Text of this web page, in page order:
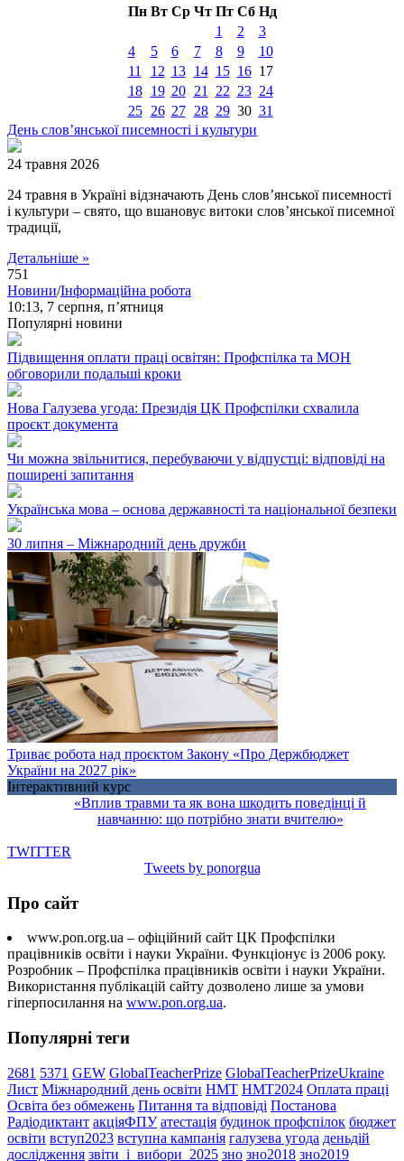
Пн Вт Ср Чт Пт Сб Нд
1
2
3
4
5 6 7 8 9
10
11
12 13 14 15 16 17
18
19 20 21 22 23 24
25
26 27 28 29 30 31
День слов’янської писемності і культури
24 травня 2026
24 травня в Україні відзначають День слов’янської писемності
і культури – свято, що вшановує витоки слов’янської писемної
традиції,
Детальніше »
751
Новини/Інформаційна робота
10:13, 7 серпня, п’ятниця
Популярні новини
Підвищення оплати праці освітян: Профспілка та МОН
обговорили подальші кроки
Нова Галузева угода: Президія ЦК Профспілки схвалила
проєкт документа
Чи можна звільнитися, перебуваючи у відпустці: відповіді на
поширені запитання
Українська мова – основа державності та національної безпеки
30 липня – Міжнародний день дружби
Триває робота над проєктом Закону «Про Держбюджет
України на 2027 рік»
Інтерактивний курс
«Вплив травми та як вона шкодить поведінці й
навчанню: що потрібно знати вчителю»
TWITTER
Tweets by ponorgua
Про сайт
www.pon.org.ua – офіційний сайт ЦК Профспілки
працівників освіти і науки України. Функціонує із 2006 року.
Розробник – Профспілка працівників освіти і науки України.
Використання публікацій сайту дозволено лише за умови
гіперпосилання на www.pon.org.ua.
Популярні теги
2681 5371 GEW GlobalTeacherPrize GlobalTeacherPrizeUkraine
Лист Міжнародний день освіти НМТ НМТ2024 Оплата праці
Освіта без обмежень Питання та відповіді Постанова
Радіодиктант акціяФПУ атестація будинок профспілок бюджет
освіти вступ2023 вступна кампанія галузева угода деньдій
дослідження звіти_і_вибори_2025 зно зно2018 зно2019